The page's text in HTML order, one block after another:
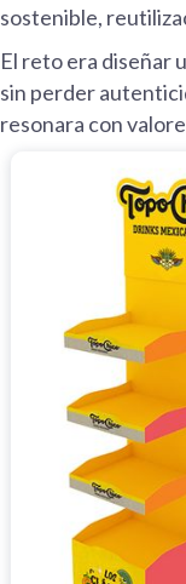
sostenible,
El reto era diseñar
sin perder
resonara con